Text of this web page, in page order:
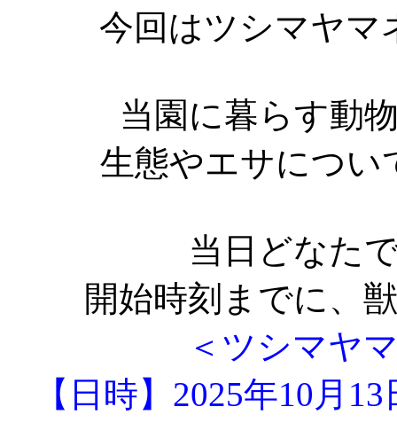
今回はツシマヤマ
当園に暮らす動
生態やエサについ
当日どなた
開始時刻までに、
＜ツシマヤ
【日時】2025年10月